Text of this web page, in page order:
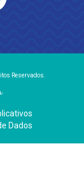
Reservados.
Dados